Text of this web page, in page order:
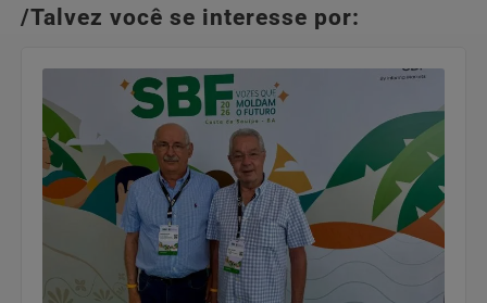
/Talvez você se interesse por: